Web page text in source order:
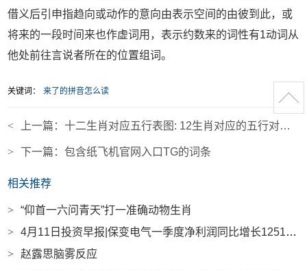
借义后引申指趋向或动作的意向由表示空间的由彼到此，或
将来的一段时间来也作虚词用，表示约数来的词性有1动词从
他处前往言说者所在的位置组词。
关键词： 来了的拼音怎么读
< 上一篇： 十二生肖对应五行表图: 12生肖对应的五行对照表
> 下一篇：包含纸飞机官网入口TG的词条
相关推荐
>
“仰首一六问青天”打一准确动物生肖
>
4月11日投资早报|保变电气一季度净利润同比增长1251%，紫金矿业已完成10亿元回购计划，今日一只新股上市|界面新闻 · 证券
>
赵露思脑雾反应